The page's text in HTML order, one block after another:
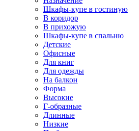
Шкафы-купе в гостиную
В коридор
В прихожую
Шкафы-купе в спальню
Детские
Офисные
Для книг
Для одежды
На балкон
Форма
Высокие
Г-образные
Длинные
Низкие